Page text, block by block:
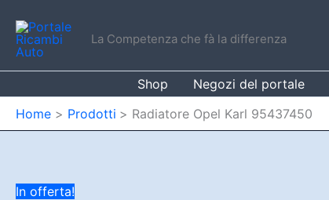
contenuto
La Competenza che fà la differenza
Shop Negozi del portale
Home
Prodotti Radiatore Opel Karl 95437450
In offerta!